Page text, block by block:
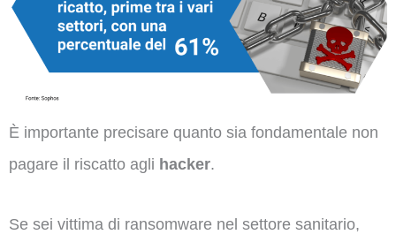
È importante precisare quanto sia fondamentale non
pagare il riscatto agli hacker.
Se sei vittima di ransomware nel settore sanitario,